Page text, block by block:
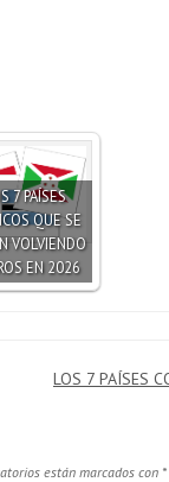
7 PAÍSES
QUE SE
VOLVIENDO
EN 2026
LOS 7 PAÍSES
están marcados con *